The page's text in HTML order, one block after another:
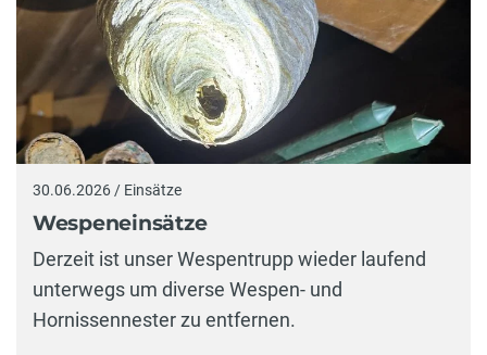
30.06.2026 / Einsätze
Wespeneinsätze
Derzeit ist unser Wespentrupp wieder laufend
unterwegs um diverse Wespen- und
Hornissennester zu entfernen.